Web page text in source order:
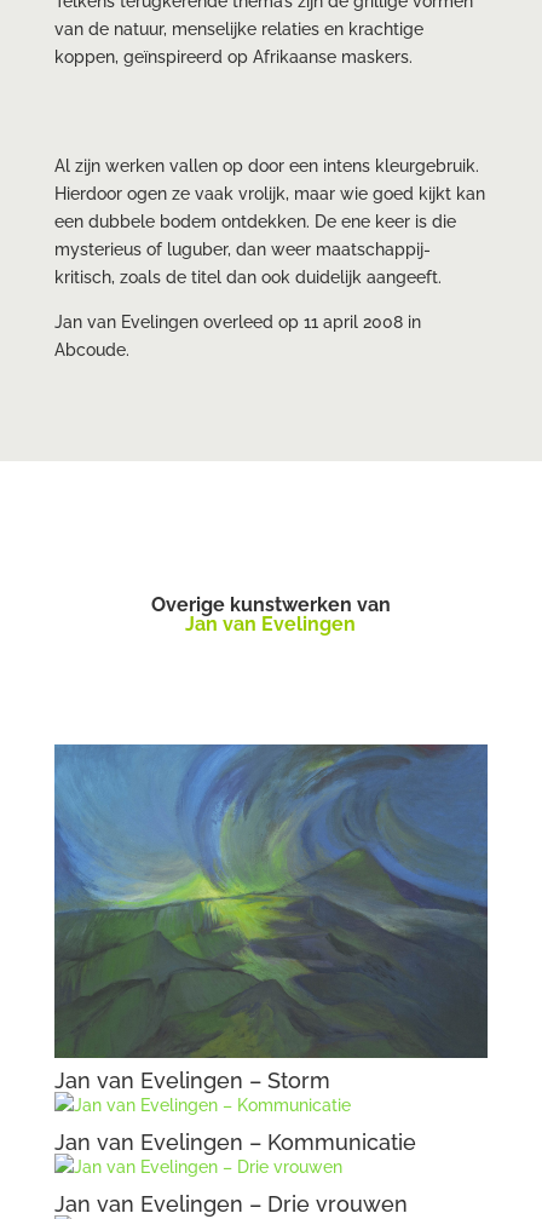
van de natuur, menselijke relaties en krachtige
koppen, geïnspireerd op Afrikaanse maskers.
Al zijn werken vallen op door een intens kleurgebruik.
Hierdoor ogen ze vaak vrolijk, maar wie goed kijkt kan
een dubbele bodem ontdekken. De ene keer is die
mysterieus of luguber, dan weer maatschappij-
kritisch, zoals de titel dan ook duidelijk aangeeft.
Jan van Evelingen overleed op 11 april 2008 in
Abcoude.
Overige kunstwerken van
Jan van Evelingen
Jan van Evelingen – Storm
Jan van Evelingen – Kommunicatie
Jan van Evelingen – Drie vrouwen